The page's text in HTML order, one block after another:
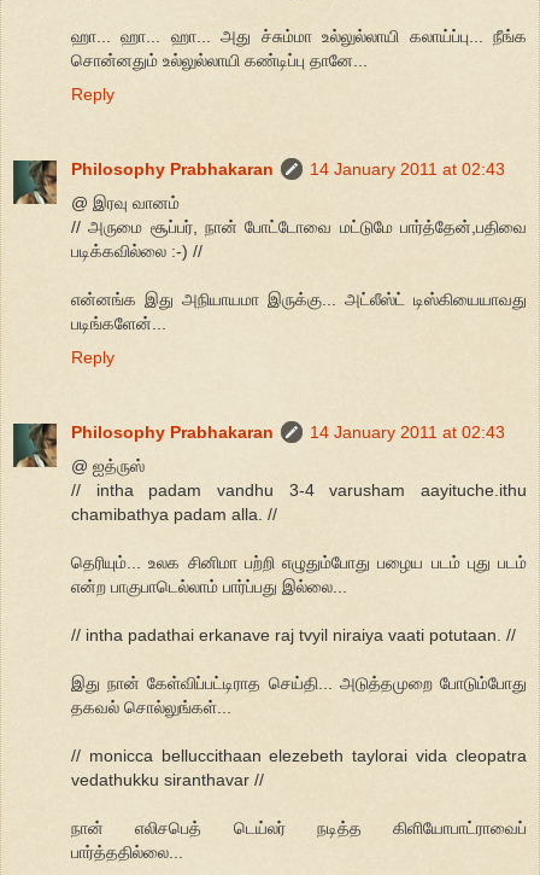
ஹா... ஹா... ஹா... அது ச்சும்மா உல்லுல்லாயி கலாய்ப்பு... நீங்க
சொன்னதும் உல்லுல்லாயி கண்டிப்பு தானே...
Reply
Philosophy Prabhakaran
14 January 2011 at 02:43
@ இரவு வானம்
// அருமை சூப்பர், நான் போட்டோவை மட்டுமே பார்த்தேன்,பதிவை
படிக்கவில்லை :-) //
என்னங்க இது அநியாயமா இருக்கு... அட்லீஸ்ட் டிஸ்கியையாவது
படிங்களேன்...
Reply
Philosophy Prabhakaran
14 January 2011 at 02:43
@ ஐத்ருஸ்
// intha padam vandhu 3-4 varusham aayituche.ithu
chamibathya padam alla. //
தெரியும்... உலக சினிமா பற்றி எழுதும்போது பழைய படம் புது படம்
என்ற பாகுபாடெல்லாம் பார்ப்பது இல்லை...
// intha padathai erkanave raj tvyil niraiya vaati potutaan. //
இது நான் கேள்விப்பட்டிராத செய்தி... அடுத்தமுறை போடும்போது
தகவல் சொல்லுங்கள்...
// monicca belluccithaan elezebeth taylorai vida cleopatra
vedathukku siranthavar //
நான் எலிசபெத் டெய்லர் நடித்த கிளியோபாட்ராவைப்
பார்த்ததில்லை...